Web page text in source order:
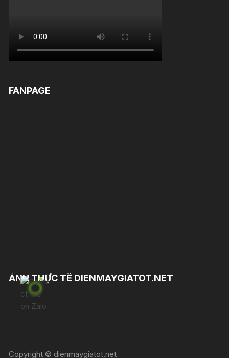
FANPAGE
ẢNH THỰC TẾ DIENMAYGIATOT.NET
Copyright © dienmaygiatot.net